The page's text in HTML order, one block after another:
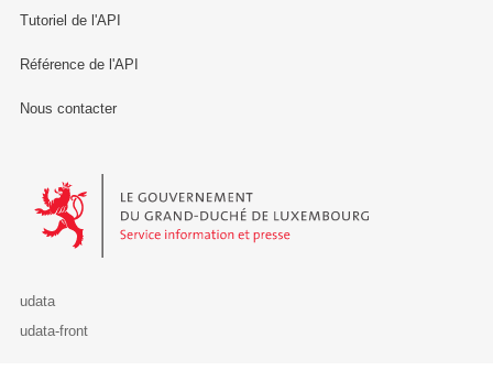
Tutoriel de l'API
Référence de l'API
Nous contacter
Le Gouvernement du Grand-Duché de Luxembourg - Service
udata
udata-front